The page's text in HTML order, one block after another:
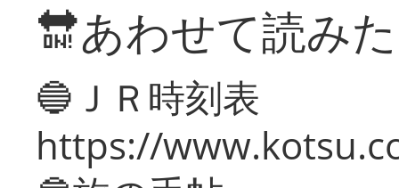
🔛あわせて読み
🔵ＪＲ時刻表
https://